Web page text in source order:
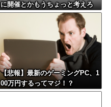
に開催とかもうちょっと考えろ
よw
【悲報】最新のゲーミングPC、1
00万円するってマジ！？